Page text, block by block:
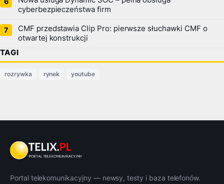
cyberbezpieczeństwa firm
CMF przedstawia Clip Pro: pierwsze słuchawki CMF o
otwartej konstrukcji
TAGI
rozrywka rynek youtube
Portal telekomunikacyjny — newsy, testy i baza telefonów.